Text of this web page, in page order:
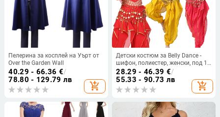
Пелерина за косплей на Уърт от
Over the Garden Wall
40.29 - 66.36 €/
78.80 - 129.79 лв
add_shopping_cart
Детски костюм за Belly Dance -
шифон, полиестер, женски, под 17
г., подходящ за Belly Dance,
индийски танц и уйгурски танц
28.29 - 46.39 €/
55.33 - 90.73 лв
add_shopping_cart